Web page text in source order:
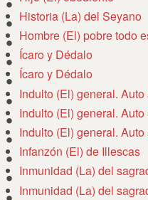
Historia (La) del Seyano
Hombre (El) pobre todo
Ícaro y Dédalo
Ícaro y Dédalo
Indulto (El) general.
Indulto (El) general.
Indulto (El) general.
Infanzón (El) de Illescas
Inmunidad (La) del
Inmunidad (La) del